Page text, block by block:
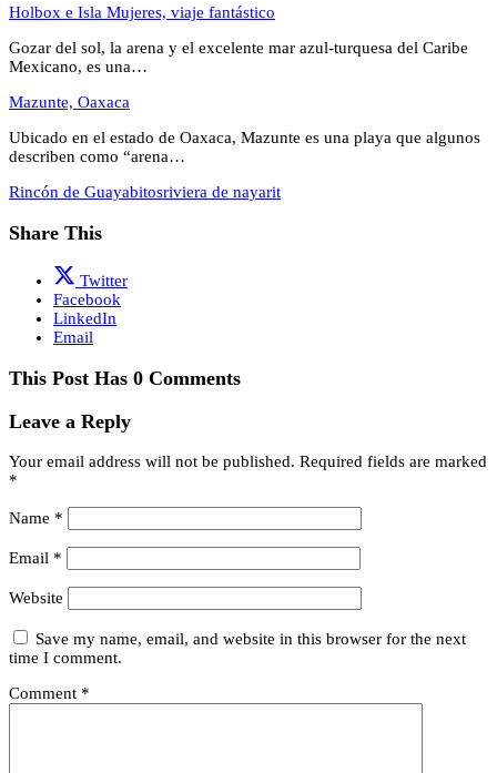
Holbox e Isla Mujeres, viaje fantástico
Gozar del sol, la arena y el excelente mar azul-turquesa del Caribe
Mexicano, es una…
Mazunte, Oaxaca
Ubicado en el estado de Oaxaca, Mazunte es una playa que algunos
describen como “arena…
Rincón de Guayabitosriviera de nayarit
Share This
Twitter
Facebook
LinkedIn
Email
This Post Has 0 Comments
Leave a Reply
Your email address will not be published. Required fields are marked
*
Name *
Email *
Website
Save my name, email, and website in this browser for the next
time I comment.
Comment *